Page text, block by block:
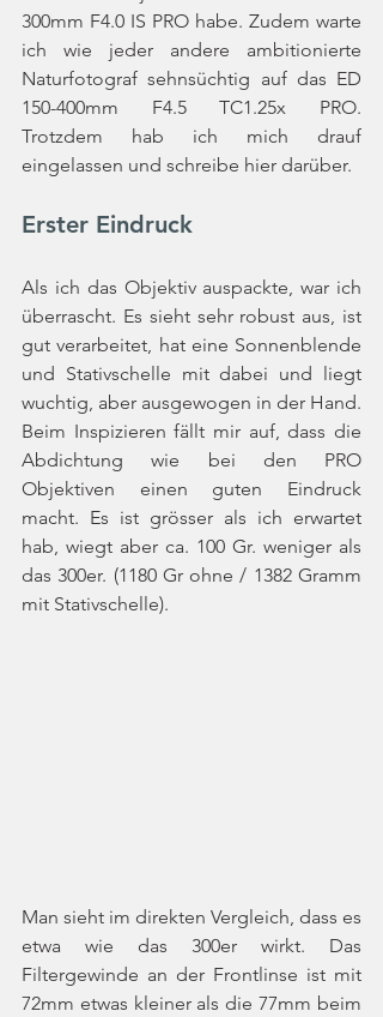
300mm F4.0 IS PRO habe. Zudem warte
ich wie jeder andere ambitionierte
Naturfotograf sehnsüchtig auf das ED
150-400mm F4.5 TC1.25x PRO.
Trotzdem hab ich mich drauf
eingelassen und schreibe hier darüber.
Erster Eindruck
Als ich das Objektiv auspackte, war ich
überrascht. Es sieht sehr robust aus, ist
gut verarbeitet, hat eine Sonnenblende
und Stativschelle mit dabei und liegt
wuchtig, aber ausgewogen in der Hand.
Beim Inspizieren fällt mir auf, dass die
Abdichtung wie bei den PRO
Objektiven einen guten Eindruck
macht. Es ist grösser als ich erwartet
hab, wiegt aber ca. 100 Gr. weniger als
das 300er. (1180 Gr ohne / 1382 Gramm
mit Stativschelle).
Man sieht im direkten Vergleich, dass es
etwa wie das 300er wirkt. Das
Filtergewinde an der Frontlinse ist mit
72mm etwas kleiner als die 77mm beim